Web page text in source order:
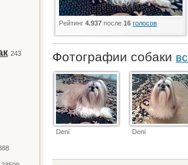
243
Рейтинг 4.937 после 16 голосов
Фотографии собаки
Deni Deni